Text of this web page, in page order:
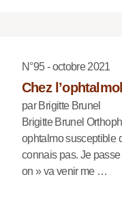
N°95 - octobre 2021
Chez
par Brigitte Brunel
Brigitte Brunel
ophtalmo susceptible
connais pas. Je passe
on » va venir me …